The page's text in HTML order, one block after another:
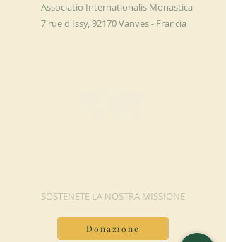
Associatio Internationalis Monastica
7 rue d'Issy, 92170 Vanves - Francia
SOSTENETE LA NOSTRA MISSIONE
Donazione